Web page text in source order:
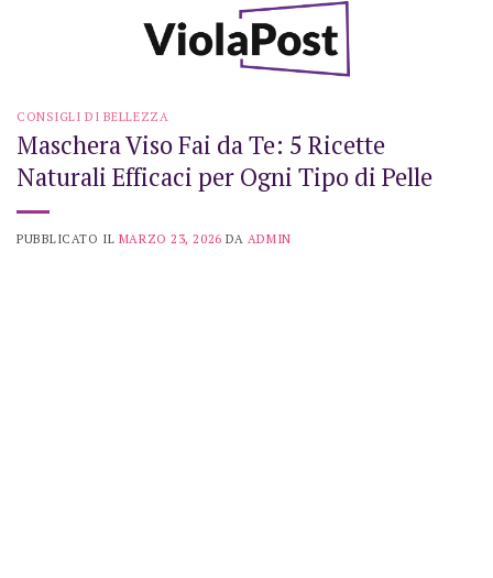
CONSIGLI DI BELLEZZA
Maschera Viso Fai da Te: 5 Ricette
Naturali Efficaci per Ogni Tipo di Pelle
PUBBLICATO IL MARZO 23, 2026 DA ADMIN